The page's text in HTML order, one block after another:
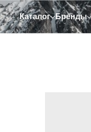
Каталог Бренды